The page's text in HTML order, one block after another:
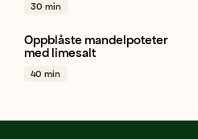
30 min
Potet
Mandelpotet
Oppblåste mandelpoteter
med limesalt
40 min